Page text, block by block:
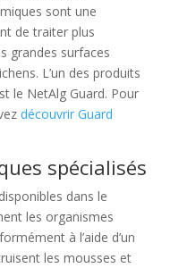
sont une
de traiter plus
grandes surfaces
L’un des produits
le NetAlg Guard. Pour
découvrir Guard
spécialisés
dans le
les organismes
à l’aide d’un
les mousses et